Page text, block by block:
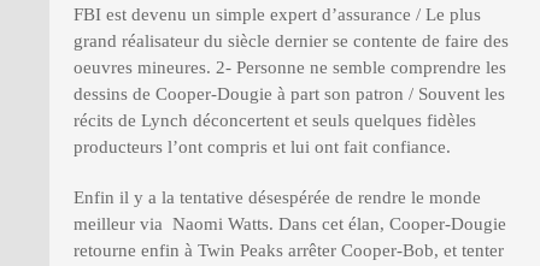
FBI est devenu un simple expert d’assurance / Le plus
grand réalisateur du siècle dernier se contente de faire des
oeuvres mineures. 2- Personne ne semble comprendre les
dessins de Cooper-Dougie à part son patron / Souvent les
récits de Lynch déconcertent et seuls quelques fidèles
producteurs l’ont compris et lui ont fait confiance.
Enfin il y a la tentative désespérée de rendre le monde
meilleur via Naomi Watts. Dans cet élan, Cooper-Dougie
retourne enfin à Twin Peaks arrêter Cooper-Bob, et tenter